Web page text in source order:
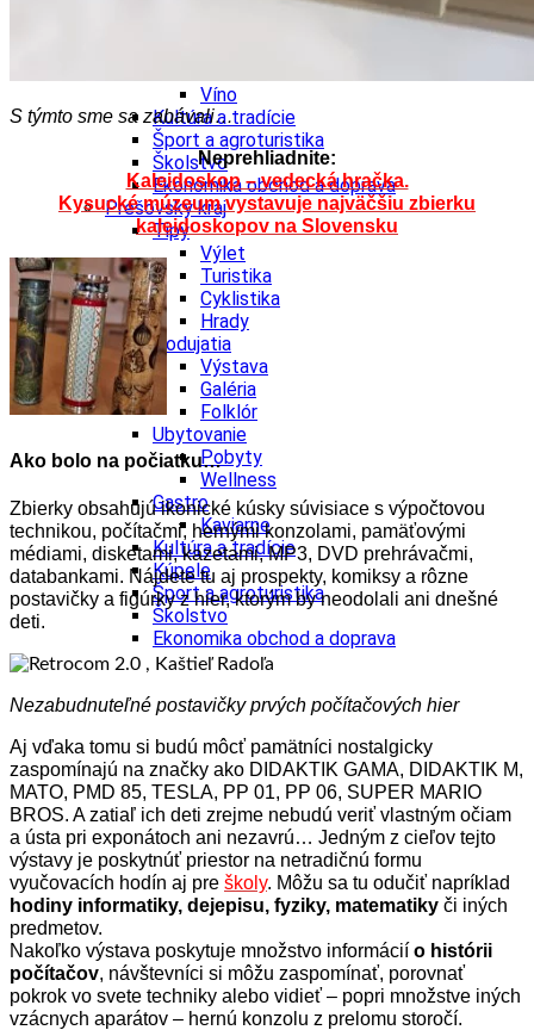
Víno
Kultúra a tradície
Šport a agroturistika
Školstvo
Ekonomika obchod a doprava
Prešovský kraj
Tipy
Výlet
Turistika
Cyklistika
Hrady
Podujatia
Výstava
Galéria
Folklór
Ubytovanie
Pobyty
Wellness
Gastro
Kaviarne
Kultúra a tradície
Kúpele
Šport a agroturistika
Školstvo
Ekonomika obchod a doprava
S týmto sme sa zabávali…
Neprehliadnite:
Kaleidoskop – vedecká hračka.
Kysucké múzeum vystavuje najväčšiu zbierku
kaleidoskopov na Slovensku
Ako bolo na počiatku…
Zbierky obsahujú ikonické kúsky súvisiace s výpočtovou
technikou, počítačmi, hernými konzolami, pamäťovými
médiami, disketami, kazetami, MP3, DVD prehrávačmi,
databankami. Nájdete tu aj prospekty, komiksy a rôzne
postavičky a figúrky z hier, ktorým by neodolali ani dnešné
deti.
Nezabudnuteľné postavičky prvých počítačových hier
Aj vďaka tomu si budú môcť pamätníci nostalgicky
zaspomínajú na značky ako DIDAKTIK GAMA, DIDAKTIK M,
MATO, PMD 85, TESLA, PP 01, PP 06, SUPER MARIO
BROS. A zatiaľ ich deti zrejme nebudú veriť vlastným očiam
a ústa pri exponátoch ani nezavrú… Jedným z cieľov tejto
výstavy je poskytnúť priestor na netradičnú formu
vyučovacích hodín aj pre školy. Môžu sa tu odučiť napríklad
hodiny informatiky, dejepisu, fyziky, matematiky či iných
predmetov.
Nakoľko výstava poskytuje množstvo informácií o histórii
počítačov, návštevníci si môžu zaspomínať, porovnať
pokrok vo svete techniky alebo vidieť – popri množstve iných
vzácnych aparátov – hernú konzolu z prelomu storočí.